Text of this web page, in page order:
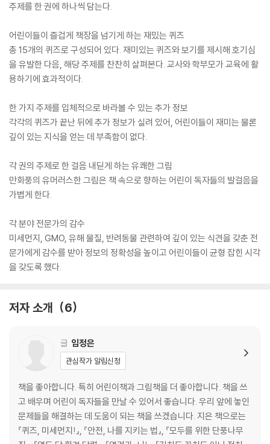
주제를 한 권에 하나씩 담는다.
어린이들이 즐겁게 책장을 넘기게 하는 재밌는 퀴즈
총 15개의 퀴즈로 구성되어 있다. 재미있는 퀴즈와 보기를 제시해 호기심
을 유발한 다음, 해당 주제를 찬찬히 살펴본다. 교사와 학부모가 교육에 활
용하기에 효과적이다.
한 가지 주제를 입체적으로 바라볼 수 있는 추가 정보
각각의 퀴즈가 끝난 뒤에 추가 정보가 실려 있어, 어린이들이 재미는 물론
깊이 있는 지식을 얻는 데 부족함이 없다.
각 권의 주제로 한 걸음 내딛게 하는 유쾌한 그림
만화풍의 유머러스한 그림은 책 속으로 향하는 어린이 독자들의 발걸음을
가볍게 한다.
각 분야 전문가의 감수
미세먼지, GMO, 유해 물질, 반려동물 관련하여 깊이 있는 식견을 갖춘 전
문가에게 감수를 받아 정보의 정확성을 높이고 어린이들이 균형 잡힌 시각
을 갖도록 했다.
저자 소개 6
글 임정은
관심작가 알림신청
책을 좋아합니다. 특히 어린이책과 그림책을 더 좋아합니다. 책을 쓰
고 배우며 어린이 독자들을 만날 수 있어서 좋습니다. 우리 앞에 놓인
문제들을 해결하는 데 도움이 되는 책을 쓰겠습니다. 지은 책으로는
『퀴즈, 미세먼지!』, 『안전, 나를 지키는 법』, 『모두를 위한 단풍나무